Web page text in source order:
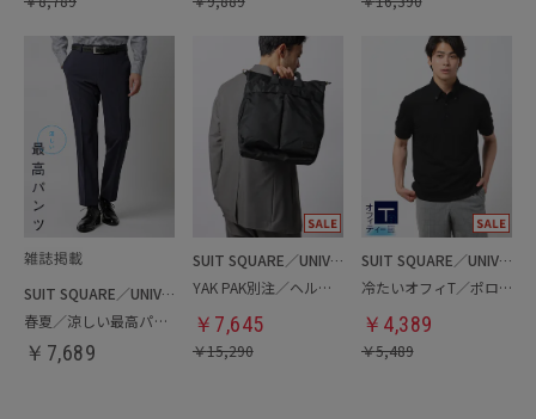
SUIT SQUARE／UNIVERSAL LANGUAGE
春夏／涼しい最高パンツ
￥ 7,689
SUIT SQUARE／UNIVERSAL LANGUAGE
YAK PAK別注／ヘルメットバッグ
￥ 7,645
￥15,290
SUIT SQUARE／UNIVERSAL LANGUAGE
冷たいオフィT／ポロシャツ
￥ 4,389
￥5,489